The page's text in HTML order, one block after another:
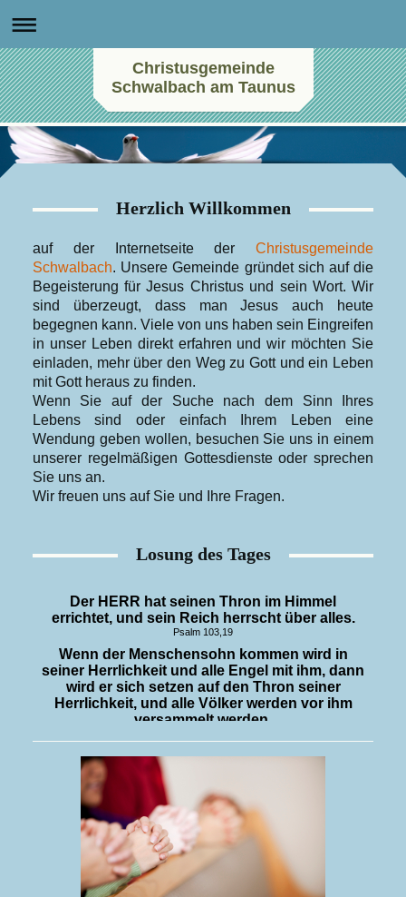
Christusgemeinde
Schwalbach am Taunus
Herzlich Willkommen
auf der Internetseite derChristusgemeinde
Schwalbach. Unsere Gemeinde gründet sich auf die
Begeisterung für Jesus Christus und sein Wort. Wir
sind überzeugt, dass man Jesus auch heute
begegnen kann. Viele von uns haben sein Eingreifen
in unser Leben direkt erfahren und wir möchten Sie
einladen, mehr über den Weg zu Gott und ein Leben
mit Gott heraus zu finden.
Wenn Sie auf der Suche nach dem Sinn Ihres
Lebens sind oder einfach Ihrem Leben eine
Wendung geben wollen, besuchen Sie uns in einem
unserer regelmäßigen Gottesdienste oder sprechen
Sie uns an.
Wir freuen uns auf Sie und Ihre Fragen.
Losung des Tages